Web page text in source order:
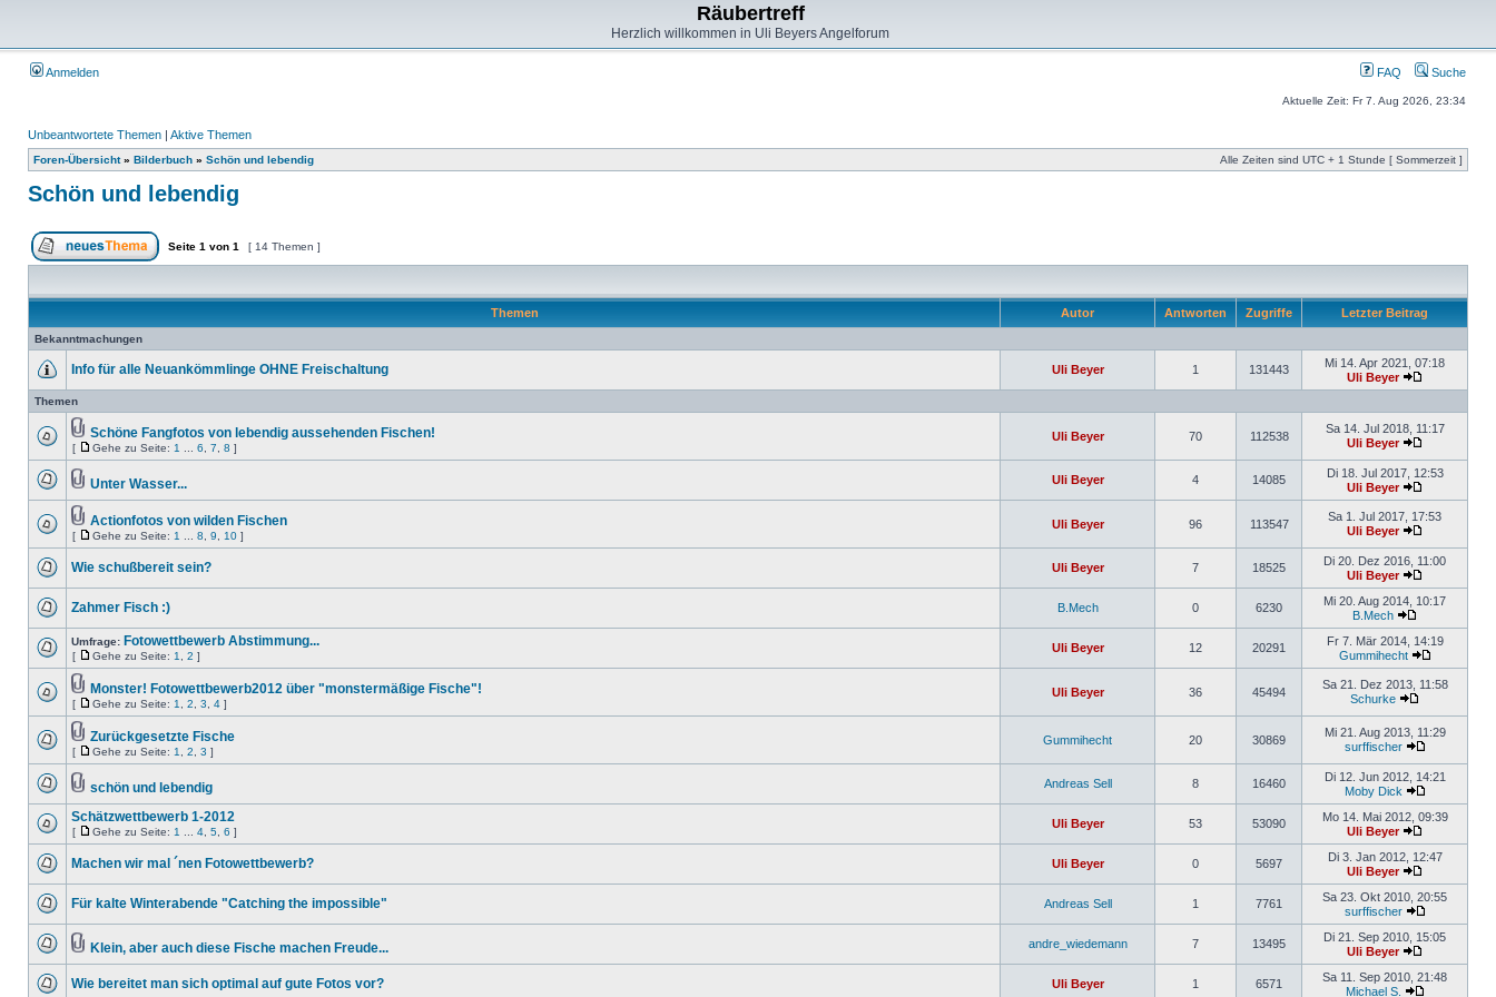
Räubertreff
Herzlich willkommen in Uli Beyers Angelforum
Anmelden FAQ Suche
Aktuelle Zeit: Fr 7. Aug 2026, 23:34
Unbeantwortete Themen | Aktive Themen
Foren-Übersicht» Bilderbuch » Schön und lebendig Alle Zeiten sind UTC + 1 Stunde [ Sommerzeit ]
Schön und lebendig
Seite 1 von 1 [ 14 Themen ]
Themen Autor Antworten Zugriffe Letzter Beitrag
Bekanntmachungen
Info für alle Neuankömmlinge OHNE Freischaltung Uli Beyer 1 131443
Mi 14. Apr 2021, 07:18
Uli Beyer
Themen
Schöne Fangfotos von lebendig aussehenden Fischen!
[ Gehe zu Seite: 1 6 7 8 ]
Uli Beyer 70 112538
Sa 14. Jul 2018, 11:17
Uli Beyer
Unter Wasser... Uli Beyer 4 14085
Di 18. Jul 2017, 12:53
Uli Beyer
Actionfotos von wilden Fischen
[ Gehe zu Seite: 1 8 9 10 ]
Uli Beyer 96 113547
Sa 1. Jul 2017, 17:53
Uli Beyer
Wie schußbereit sein? Uli Beyer 7 18525
Di 20. Dez 2016, 11:00
Uli Beyer
Zahmer Fisch :) B.Mech 0 6230
Mi 20. Aug 2014, 10:17
B.Mech
Umfrage: Fotowettbewerb Abstimmung...
[ Gehe zu Seite: 1 2 ]
Uli Beyer 12 20291
Fr 7. Mär 2014, 14:19
Gummihecht
Monster! Fotowettbewerb2012 über "monstermäßige Fische"!
[ Gehe zu Seite: 1 2 3 4 ]
Uli Beyer 36 45494
Sa 21. Dez 2013, 11:58
Schurke
Zurückgesetzte Fische
[ Gehe zu Seite: 1 2 3 ]
Gummihecht 20 30869
Mi 21. Aug 2013, 11:29
surffischer
schön und lebendig Andreas Sell 8 16460
Di 12. Jun 2012, 14:21
Moby Dick
Schätzwettbewerb 1-2012
[ Gehe zu Seite: 1 4 5 6 ]
Uli Beyer 53 53090
Mo 14. Mai 2012, 09:39
Uli Beyer
Machen wir mal ´nen Fotowettbewerb? Uli Beyer 0 5697
Di 3. Jan 2012, 12:47
Uli Beyer
Für kalte Winterabende "Catching the impossible" Andreas Sell 1 7761
Sa 23. Okt 2010, 20:55
surffischer
Klein, aber auch diese Fische machen Freude... andre_wiedemann 7 13495
Di 21. Sep 2010, 15:05
Uli Beyer
Wie bereitet man sich optimal auf gute Fotos vor? Uli Beyer 1 6571
Sa 11. Sep 2010, 21:48
Michael S.